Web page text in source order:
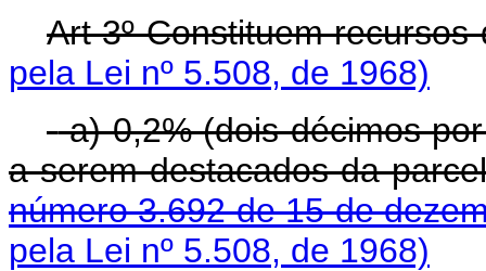
Art 3º Constituem
pela Lei nº 5.508, de 1968)
a) 0,2% (dois décimos
a serem destacados da
número 3.692 de 15 de
pela Lei nº 5.508, de 1968)